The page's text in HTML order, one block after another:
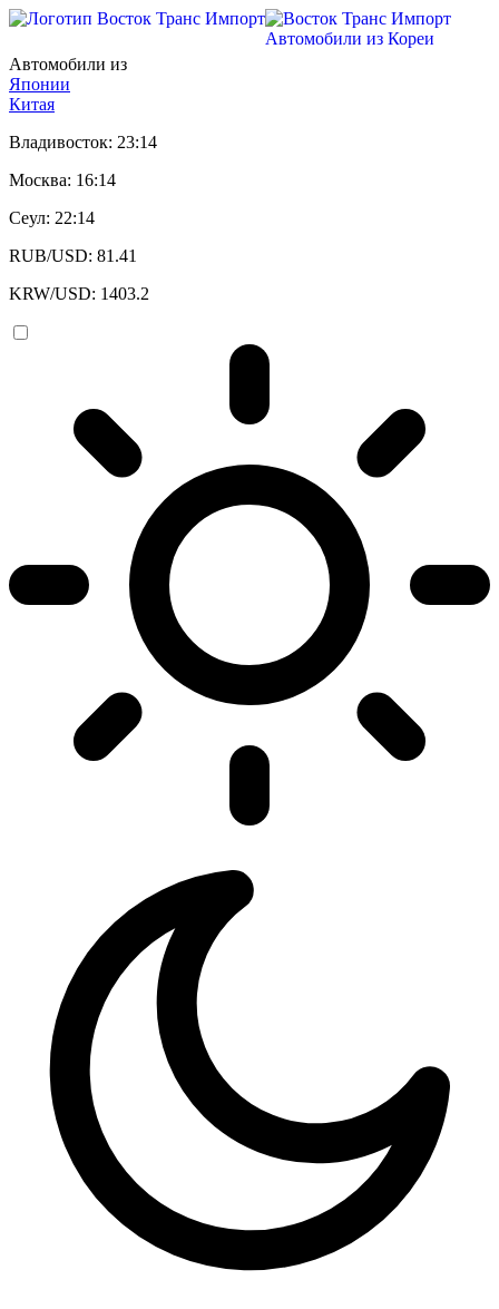
Автомобили из Кореи
Автомобили из
Японии
Китая
Владивосток: 23:14
Москва: 16:14
Сеул: 22:14
RUB/USD: 81.41
KRW/USD: 1403.2